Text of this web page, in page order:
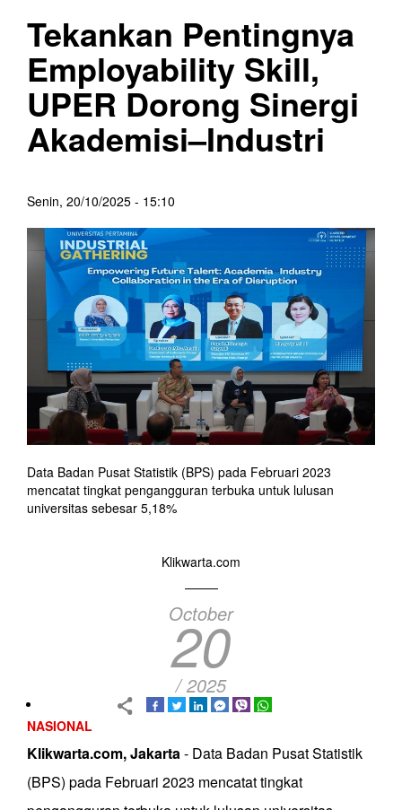
Tekankan Pentingnya
Employability Skill,
UPER Dorong Sinergi
Akademisi–Industri
Senin, 20/10/2025 - 15:10
Data Badan Pusat Statistik (BPS) pada Februari 2023
mencatat tingkat pengangguran terbuka untuk lulusan
universitas sebesar 5,18%
Klikwarta.com
October
20
/ 2025
NASIONAL
Klikwarta.com, Jakarta- Data Badan Pusat Statistik
(BPS) pada Februari 2023 mencatat tingkat